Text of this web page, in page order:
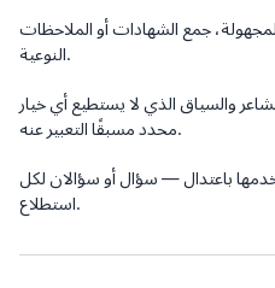
جمع الشهادات أو الملاحظات
النوعية.
والسياق الذي لا يستطيع أي خيار
محدد مسبقًا التعبير عنه.
باعتدال — سؤال أو سؤالان لكل
استطلاع.